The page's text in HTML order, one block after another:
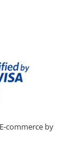
commerce by